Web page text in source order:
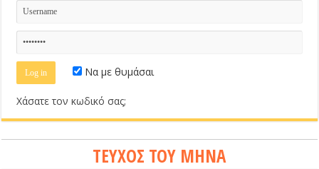
Να με θυμάσαι
Χάσατε τον κωδικό σας;
ΤΕΥΧΟΣ ΤΟΥ ΜΗΝΑ